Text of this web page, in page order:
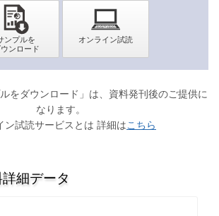
をダウンロード」は、資料発刊後のご提供に
なります。
ン試読サービスとは 詳細はこちら
細データ